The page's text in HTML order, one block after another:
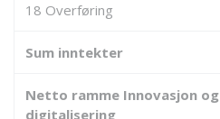
18 Overføring
Sum inntekter
Netto ramme Innovasjon og
digitalisering